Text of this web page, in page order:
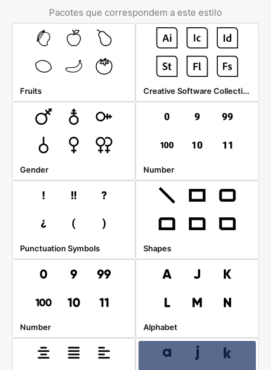
Pacotes que correspondem a este estilo
Fruits Creative Software Collection
Gender Number
Punctuation Symbols Shapes
Number Alphabet